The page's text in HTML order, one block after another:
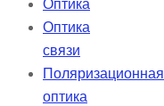
Оптика
Оптика
связи
Поляризационная
оптика